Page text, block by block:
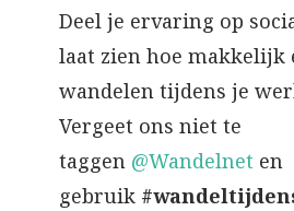
Deel je ervaring op
laat zien hoe makkelijk
wandelen tijdens je
Vergeet ons niet te
taggen @Wandelnet en
gebruik